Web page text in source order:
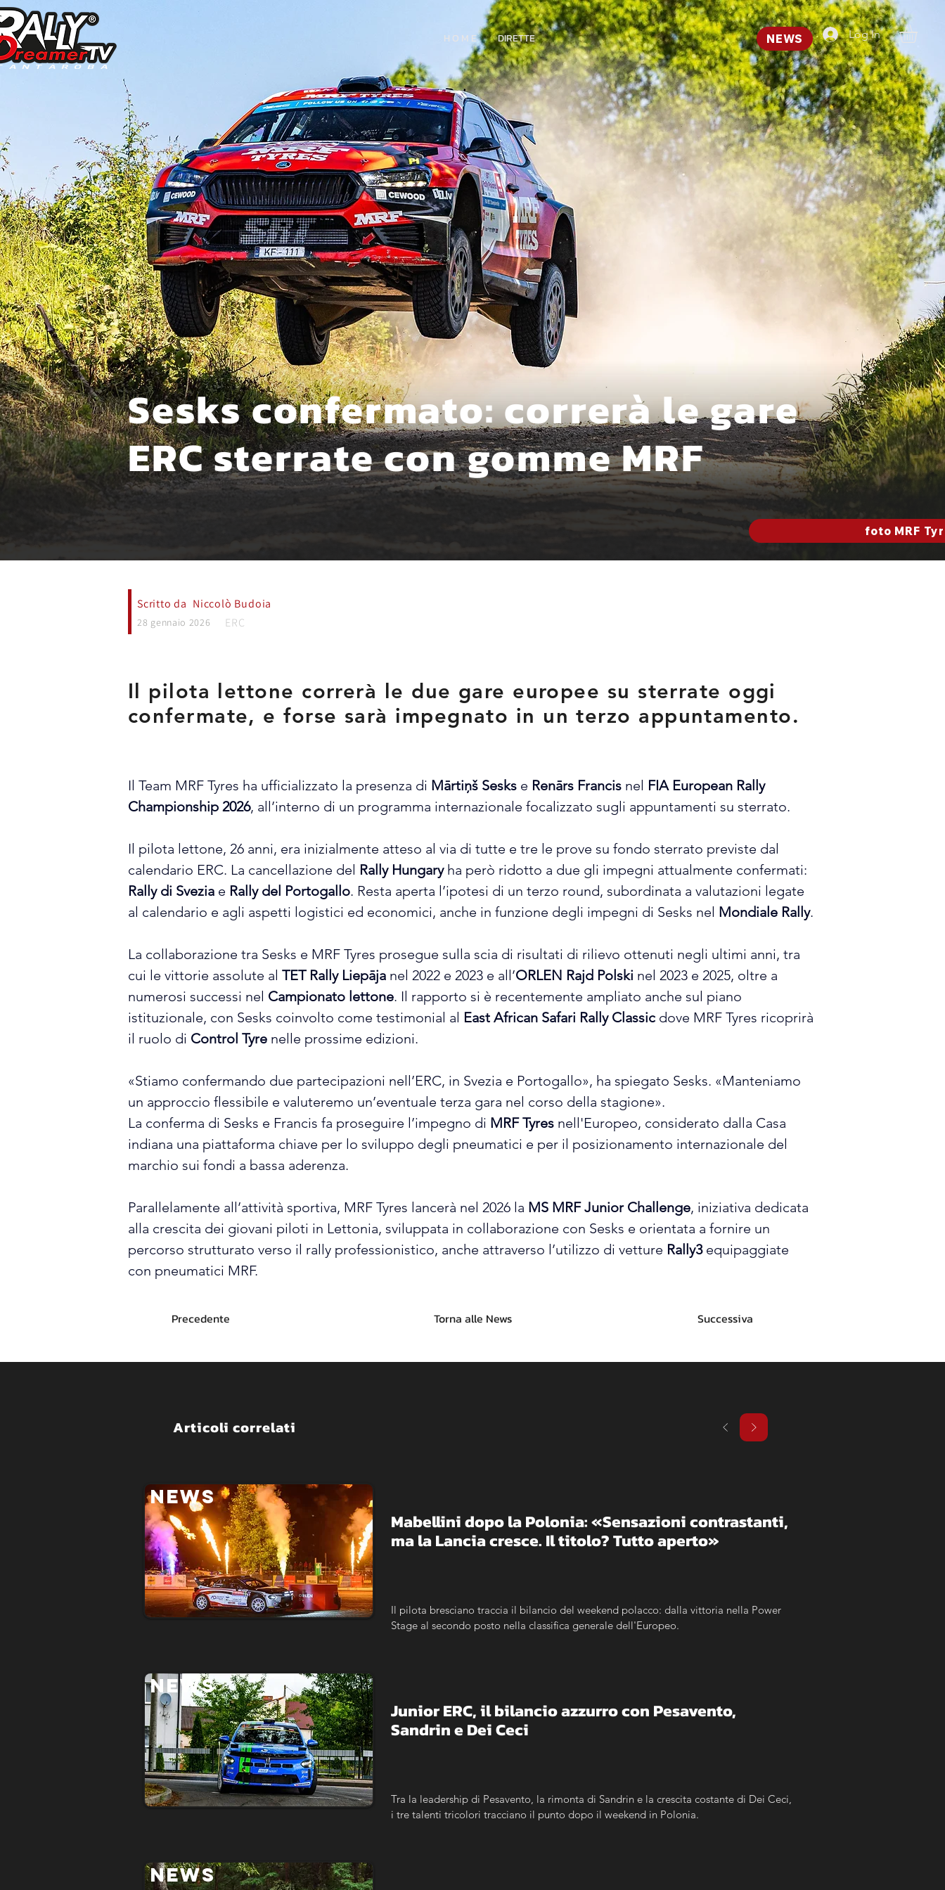
Log In
H O M E DIRETTE NEWS
Scritto da Niccolò Budoia
28 gennaio 2026 ERC
Il pilota lettone correrà le due gare europee su sterrate oggi
confermate, e forse sarà impegnato in un terzo appuntamento.
Il Team MRF Tyres ha ufficializzato la presenza di Mārtiņš Sesks e Renārs Francis nel FIA European Rally
Championship 2026, all’interno di un programma internazionale focalizzato sugli appuntamenti su sterrato.
Il pilota lettone, 26 anni, era inizialmente atteso al via di tutte e tre le prove su fondo sterrato previste dal
calendario ERC. La cancellazione del Rally Hungary ha però ridotto a due gli impegni attualmente confermati:
Rally di Svezia e Rally del Portogallo. Resta aperta l’ipotesi di un terzo round, subordinata a valutazioni legate
al calendario e agli aspetti logistici ed economici, anche in funzione degli impegni di Sesks nel Mondiale Rally.
La collaborazione tra Sesks e MRF Tyres prosegue sulla scia di risultati di rilievo ottenuti negli ultimi anni, tra
cui le vittorie assolute al TET Rally Liepāja nel 2022 e 2023 e all’ORLEN Rajd Polski nel 2023 e 2025, oltre a
numerosi successi nel Campionato lettone. Il rapporto si è recentemente ampliato anche sul piano
istituzionale, con Sesks coinvolto come testimonial al East African Safari Rally Classic dove MRF Tyres ricoprirà
il ruolo di Control Tyre nelle prossime edizioni.
«Stiamo confermando due partecipazioni nell’ERC, in Svezia e Portogallo», ha spiegato Sesks. «Manteniamo
un approccio flessibile e valuteremo un’eventuale terza gara nel corso della stagione».
La conferma di Sesks e Francis fa proseguire l’impegno di MRF Tyres nell'Europeo, considerato dalla Casa
indiana una piattaforma chiave per lo sviluppo degli pneumatici e per il posizionamento internazionale del
marchio sui fondi a bassa aderenza.
Parallelamente all’attività sportiva, MRF Tyres lancerà nel 2026 la MS MRF Junior Challenge, iniziativa dedicata
alla crescita dei giovani piloti in Lettonia, sviluppata in collaborazione con Sesks e orientata a fornire un
percorso strutturato verso il rally professionistico, anche attraverso l’utilizzo di vetture Rally3 equipaggiate
con pneumatici MRF.
Sesks confermato: correrà le gare
ERC sterrate con gomme MRF
foto MRF
Precedente Torna alle News Successiva
Articoli correlati
NEWS
Mabellini dopo la Polonia: «Sensazioni contrastanti,
ma la Lancia cresce. Il titolo? Tutto aperto»
Il pilota bresciano traccia il bilancio del weekend polacco: dalla vittoria nella Power
Stage al secondo posto nella classifica generale dell'Europeo.
NEWS
Junior ERC, il bilancio azzurro con Pesavento,
Sandrin e Dei Ceci
Tra la leadership di Pesavento, la rimonta di Sandrin e la crescita costante di Dei Ceci,
i tre talenti tricolori tracciano il punto dopo il weekend in Polonia.
NEWS